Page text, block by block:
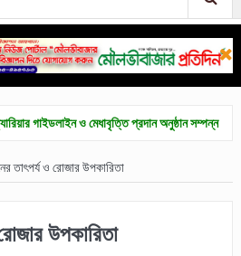
ও মেধাবৃত্তি প্রদান অনুষ্ঠান সম্পন্ন
তাৎপর্য ও রোজার উপকারিতা
উপকারিতা